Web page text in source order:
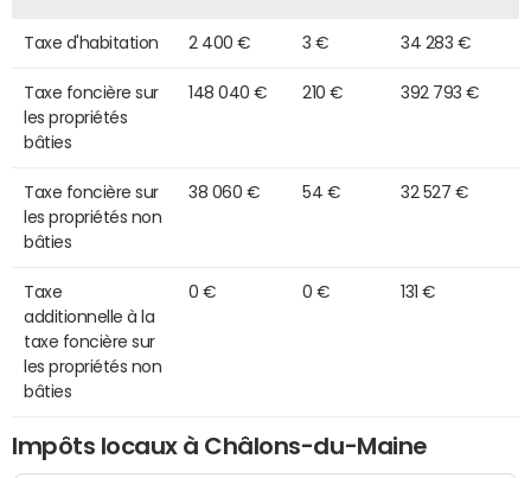
Taxe d'habitation 2 400 € 3 € 34 283 €
Taxe foncière sur
les propriétés
bâties
148 040 € 210 € 392 793 €
Taxe foncière sur
les propriétés non
bâties
38 060 € 54 € 32 527 €
Taxe
additionnelle à la
taxe foncière sur
les propriétés non
bâties
0 € 0 € 131 €
Impôts locaux à Châlons-du-Maine